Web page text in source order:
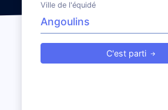
Ville de l'équidé
C'est parti